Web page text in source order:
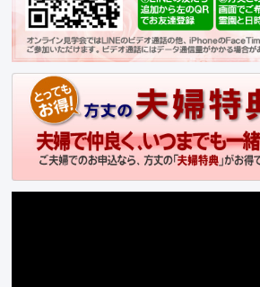
アクセス
料金・お申込み